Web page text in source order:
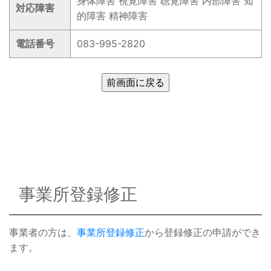
対応障害
的障害 精神障害
電話番号 083-995-2820
事業所登録修正
事業者の方は、 事業所登録修正から登録修正の申請ができ
ます。